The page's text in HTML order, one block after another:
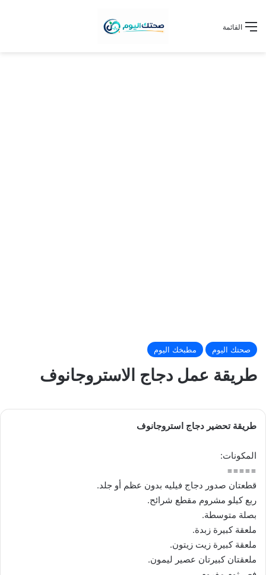
القائمة
صحتك اليوم مطبخك اليوم
طريقة عمل دجاج الاستروجانوف
طريقة تحضير دجاج استروجانوف
المكونات:
=====
قطعتان صدور دجاج فيليه بدون عظم أو جلد.
ربع كيلو مشروم مقطع شرائح.
بصلة متوسطة.
ملعقة كبيرة زبدة.
ملعقة كبيرة زيت زيتون.
ملعقتان كبيرتان عصير ليمون.